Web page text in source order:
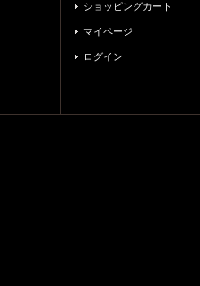
ショッピングカート
マイページ
ログイン